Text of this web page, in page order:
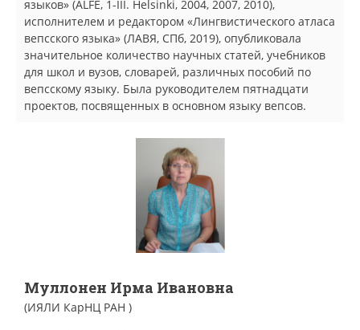
языков» (ALFE, 1-III. Helsinki, 2004, 2007, 2010),
исполнителем и редактором «Лингвистического атласа
вепсского языка» (ЛАВЯ, СПб, 2019), опубликовала
значительное количество научных статей, учебников
для школ и вузов, словарей, различных пособий по
вепсскому языку. Была руководителем пятнадцати
проектов, посвященных в основном языку вепсов.
Муллонен Ирма Ивановна
(ИЯЛИ КарНЦ РАН )